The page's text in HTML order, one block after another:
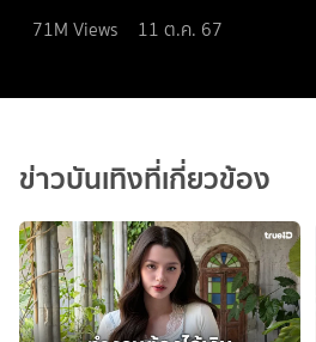
71M Views 11 ต.ค. 67
ข่าวบันเทิงที่เกี่ยวข้อง